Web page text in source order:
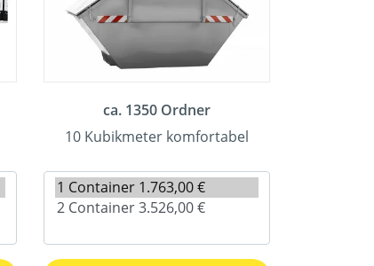
ca. 1350 Ordner
10 Kubikmeter komfortabel